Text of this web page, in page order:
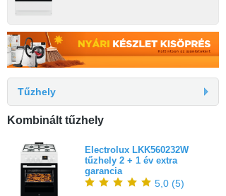
Tűzhely
Kombinált tűzhely
Electrolux LKK560232W
tűzhely 2 + 1 év extra
garancia
5,0 (5)